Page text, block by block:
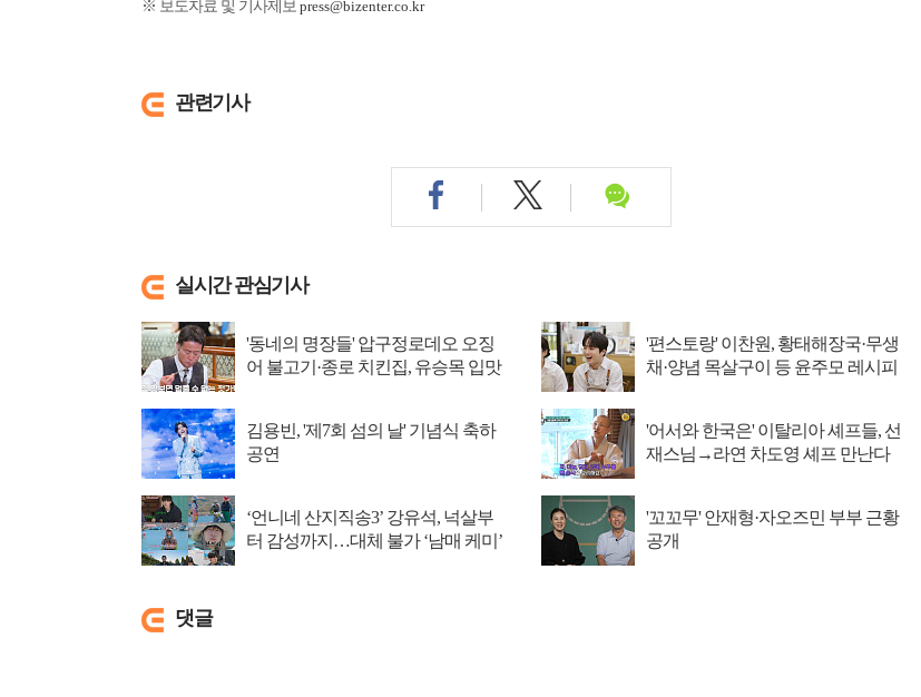
※ 보도자료 및 기사제보 press@bizenter.co.kr
관련기사
실시간 관심기사
'동네의 명장들' 압구정로데오 오징
어 불고기·종로 치킨집, 유승목 입맛
'편스토랑' 이찬원, 황태해장국·무생
채·양념 목살구이 등 윤주모 레시피
김용빈, '제7회 섬의 날' 기념식 축하
공연
'어서와 한국은' 이탈리아 셰프들, 선
재스님→라연 차도영 셰프 만난다
‘언니네 산지직송3’ 강유석, 넉살부
터 감성까지…대체 불가 ‘남매 케미’
'꼬꼬무' 안재형·자오즈민 부부 근황
공개
댓글